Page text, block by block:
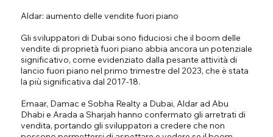
Aldar: aumento delle vendite fuori piano
Gli sviluppatori di Dubai sono fiduciosi che il boom delle
vendite di proprietà fuori piano abbia ancora un potenziale
significativo, come evidenziato dalla pesante attività di
lancio fuori piano nel primo trimestre del 2023, che è stata
la più significativa dal 2017-18.
Emaar, Damac e Sobha Realty a Dubai, Aldar ad Abu
Dhabi e Arada a Sharjah hanno confermato gli arretrati di
vendita, portando gli sviluppatori a credere che non